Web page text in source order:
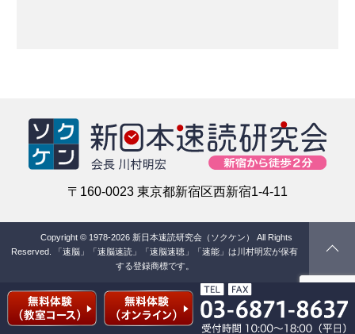
〒160-0023 東京都新宿区西新宿1-4-11
Copyright © 1978-2026 新日本速読研究会（ソクケン） All Rights
Reserved.
「速脳」「速脳速読」「速脳速聴」「速能」は川村明宏が保有
する登録商標です。